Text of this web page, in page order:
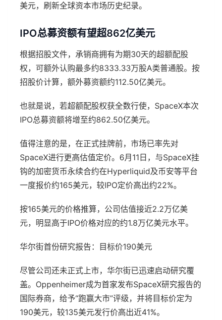
美元，刷新全球资本市场历史纪录。
IPO总募资额有望超862亿美元
根据招股文件，承销商拥有为期30天的超额配股
权，可额外认购最多约8333.33万股A类普通股。按
招股价计算，额外募资额约112.50亿美元。
也就是说，若超额配股权获全数行使，SpaceX本次
IPO总募资额将增至约862.50亿美元。
值得注意的是，在正式挂牌前，市场已率先对
SpaceX进行更高估值定价。6月11日，与SpaceX挂
钩的加密货币永续合约在Hyperliquid及币安等平台
一度报价约165美元，较IPO定价高出约22%。
按165美元的价格推算，公司估值接近2.2万亿美
元，明显高于IPO价格对应的约1.8万亿美元水平。
华尔街首份研究报告：目标价190美元
尽管公司还未正式上市，华尔街已迅速启动研究覆
盖。Oppenheimer成为首家发布SpaceX研究报告的
国际券商，给予“跑赢大市”评级，并将目标价定为
190美元，较135美元发行价高出近41%。